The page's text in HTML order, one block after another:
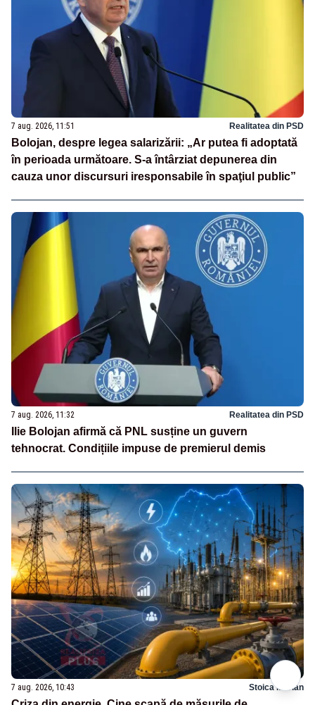
7 aug. 2026, 11:51 Realitatea din PSD
Bolojan, despre legea salarizării: „Ar putea fi adoptată
în perioada următoare. S-a întârziat depunerea din
cauza unor discursuri iresponsabile în spaţiul public”
7 aug. 2026, 11:32 Realitatea din PSD
Ilie Bolojan afirmă că PNL susține un guvern
tehnocrat. Condițiile impuse de premierul demis
7 aug. 2026, 10:43 Stoica Marian